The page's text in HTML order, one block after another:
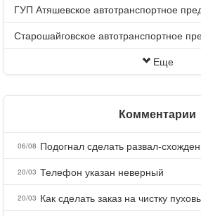
ГУП Атяшевское автотранспортное
Старошайговское автотранспортное
Еще
Комментарии
06/08
20/03 Телефон указан неверный
20/03 Как сделать заказ на чистку